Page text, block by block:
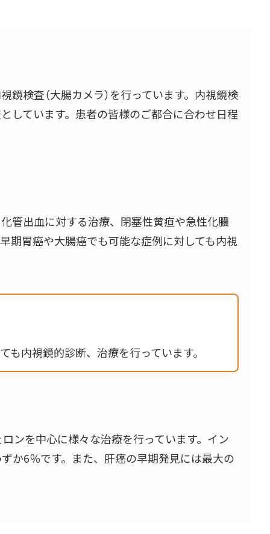
鏡検査（大腸カメラ）を行っています。内視鏡検
しています。患者の皆様のご都合に合わせ日程
管出血に対する治療、閉塞性黄疸や急性化膿
期胃癌や大腸癌でも可能な症例に対しても内視
内視鏡的診断、治療を行っています。
ンを中心に様々な治療を行っています。イン
か6％です。また、肝癌の早期発見には最大の